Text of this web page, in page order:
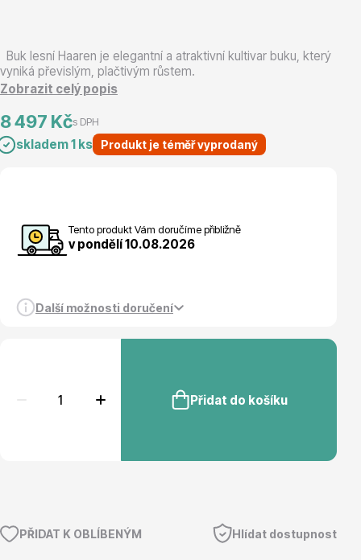
Semena, sadba
Buk lesní Haaren je elegantní a atraktivní kultivar buku, který
vyniká převislým, plačtivým růstem.
Zobrazit celý popis
8 497 Kčs DPH
skladem 1 ks Produkt je téměř vyprodaný
Tento produkt Vám doručíme přibližně
v pondělí 10.08.2026
Další možnosti doručení
Přidat do košíku
PŘIDAT K OBLÍBENÝM Hlídat dostupnost